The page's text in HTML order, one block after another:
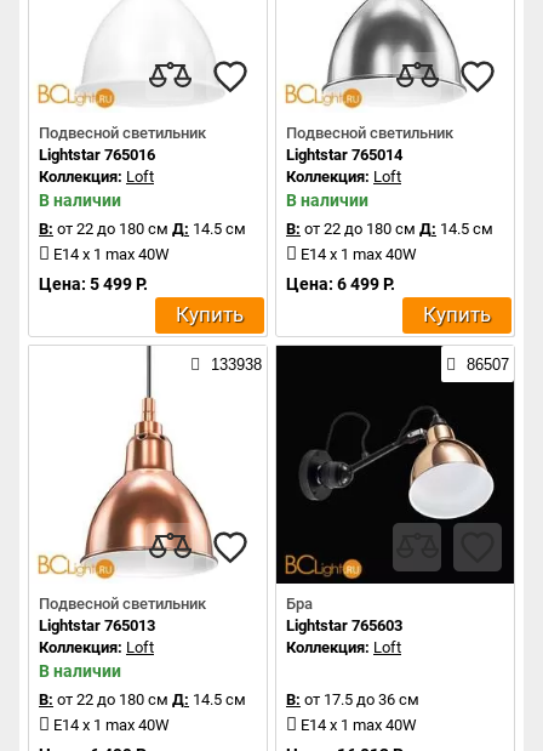
Подвесной светильник
Lightstar 765016
Коллекция: Loft
В наличии
В: от 22 до 180 см Д: 14.5 см
E14 x 1 max 40W
Цена: 5 499 Р.
Купить
Подвесной светильник
Lightstar 765014
Коллекция: Loft
В наличии
В: от 22 до 180 см Д: 14.5 см
E14 x 1 max 40W
Цена: 6 499 Р.
Купить
133938
Подвесной светильник
Lightstar 765013
Коллекция: Loft
В наличии
В: от 22 до 180 см Д: 14.5 см
E14 x 1 max 40W
86507
Бра
Lightstar 765603
Коллекция: Loft
В: от 17.5 до 36 см
E14 x 1 max 40W